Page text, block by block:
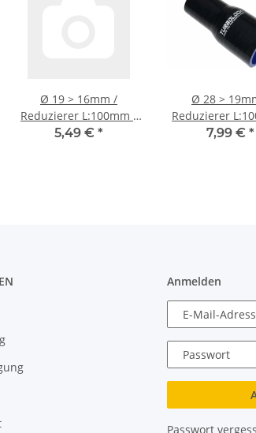
Ø 19 > 16mm /
Reduzierer L:100mm /
Silikonschlauch -
5,49 € *
Ø 28 >
Reduzierer
7,99 € *
Anmelden
E-Mail-
Passwort
Passwort